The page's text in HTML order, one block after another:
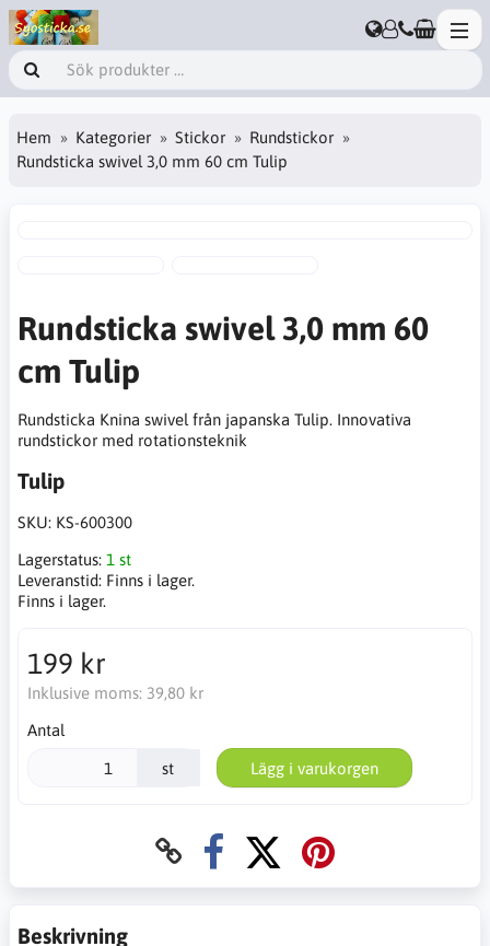
Hem Kategorier Stickor
Rundstickor
Rundsticka swivel 3,0 mm 60 cm Tulip
Rundsticka swivel 3,0 mm 60
cm Tulip
Rundsticka Knina swivel från japanska Tulip. Innovativa
rundstickor med rotationsteknik
Tulip
SKU: KS-600300
Lagerstatus: 1 st
Leveranstid: Finns i lager.
Finns i lager.
199 kr
Inklusive moms: 39,80 kr
Antal
st Lägg i varukorgen
Beskrivning